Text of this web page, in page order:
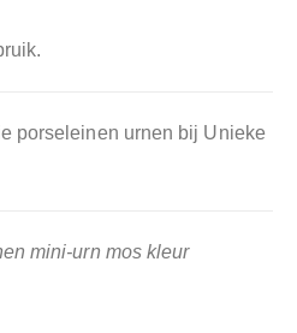
porseleinen urnen bij Unieke
mini-urn mos kleur